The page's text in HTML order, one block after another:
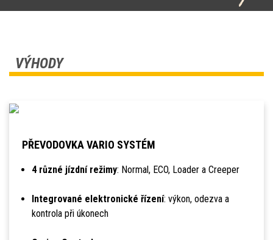
VÝHODY
PŘEVODOVKA VARIO SYSTÉM
4 různé jízdní režimy: Normal, ECO, Loader a Creeper
Integrované elektronické řízení: výkon, odezva a
kontrola při úkonech